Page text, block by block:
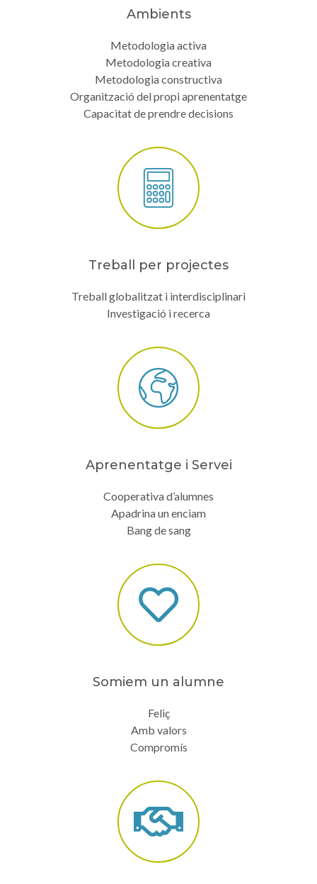
Ambients
Metodologia activa
Metodologia creativa
Metodologia constructiva
Organització del propi aprenentatge
Capacitat de prendre decisions
Treball per projectes
Treball globalitzat i interdisciplinari
Investigació i recerca
Aprenentatge i Servei
Cooperativa d’alumnes
Apadrina un enciam
Bang de sang
Somiem un alumne
Feliç
Amb valors
Compromís